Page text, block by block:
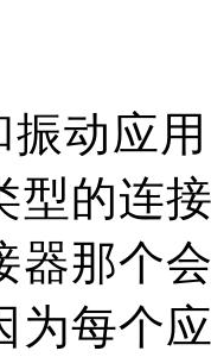
动应
型的连
器那个
为每个